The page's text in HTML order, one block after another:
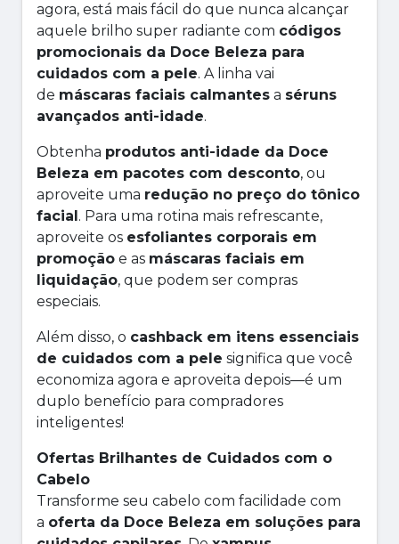
agora, está mais fácil do que nunca alcançar
aquele brilho super radiante com códigos
promocionais da Doce Beleza para
cuidados com a pele. A linha vai
de máscaras faciais calmantes a séruns
avançados anti-idade.
Obtenha produtos anti-idade da Doce
Beleza em pacotes com desconto, ou
aproveite uma redução no preço do tônico
facial . Para uma rotina mais refrescante,
aproveite os esfoliantes corporais em
promoção e as máscaras faciais em
liquidação, que podem ser compras
especiais.
Além disso, o cashback em itens essenciais
de cuidados com a pele significa que você
economiza agora e aproveita depois—é um
duplo benefício para compradores
inteligentes!
Ofertas Brilhantes de Cuidados com o
Cabelo
Transforme seu cabelo com facilidade com
a oferta da Doce Beleza em soluções para